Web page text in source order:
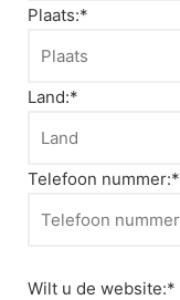
Plaats:*
Land:*
Telefoon nummer:*
Wilt u de website:*